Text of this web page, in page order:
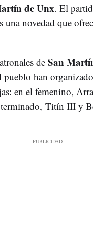
de Unx. El
una novedad que
de San
han
en el femenino,
Titín III y